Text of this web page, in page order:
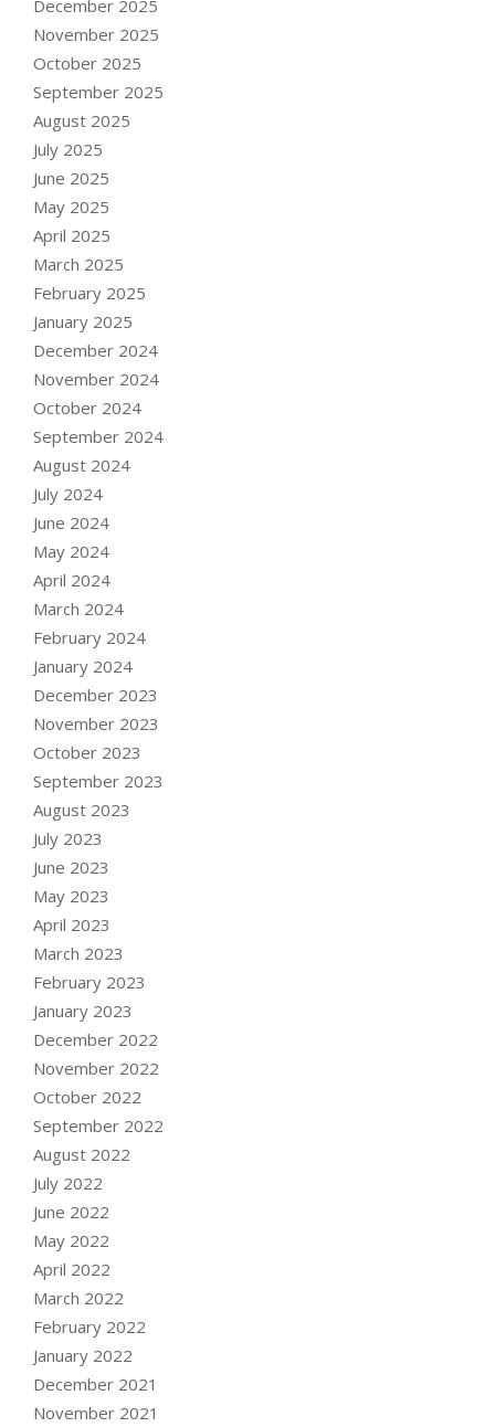
December 2025
November 2025
October 2025
September 2025
August 2025
July 2025
June 2025
May 2025
April 2025
March 2025
February 2025
January 2025
December 2024
November 2024
October 2024
September 2024
August 2024
July 2024
June 2024
May 2024
April 2024
March 2024
February 2024
January 2024
December 2023
November 2023
October 2023
September 2023
August 2023
July 2023
June 2023
May 2023
April 2023
March 2023
February 2023
January 2023
December 2022
November 2022
October 2022
September 2022
August 2022
July 2022
June 2022
May 2022
April 2022
March 2022
February 2022
January 2022
December 2021
November 2021